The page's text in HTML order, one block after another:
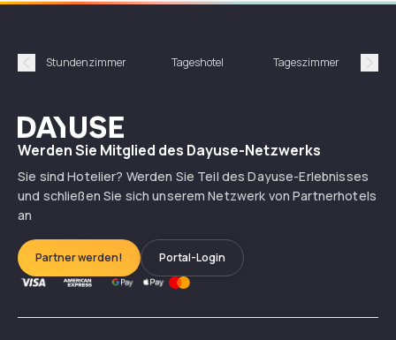
Précédent
Stundenzimmer Tageshotel Tageszimmer
Dayuse
Werden Sie Mitglied des Dayuse-Netzwerks
Sie sind Hotelier? Werden Sie Teil des Dayuse-Erlebnisses
und schließen Sie sich unserem Netzwerk von Partnerhotels
an
Partner werden! Portal-Login